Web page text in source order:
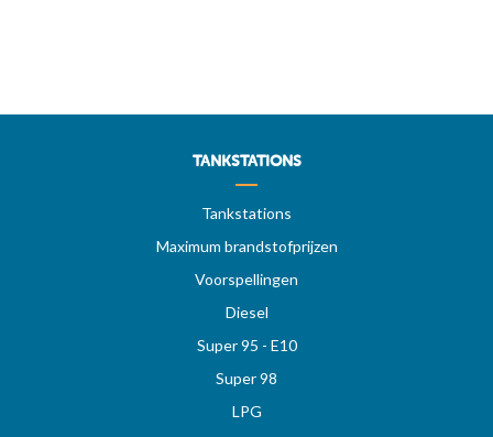
TANKSTATIONS
Tankstations
Maximum brandstofprijzen
Voorspellingen
Diesel
Super 95 - E10
Super 98
LPG